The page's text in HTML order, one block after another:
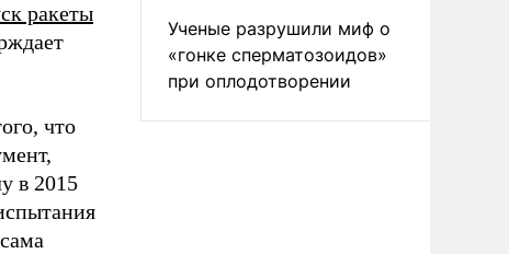
ракеты
что
в 2015
Ученые разрушили миф о
«гонке сперматозоидов»
при оплодотворении